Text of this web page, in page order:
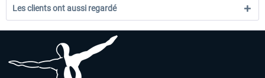
Les clients ont aussi regardé